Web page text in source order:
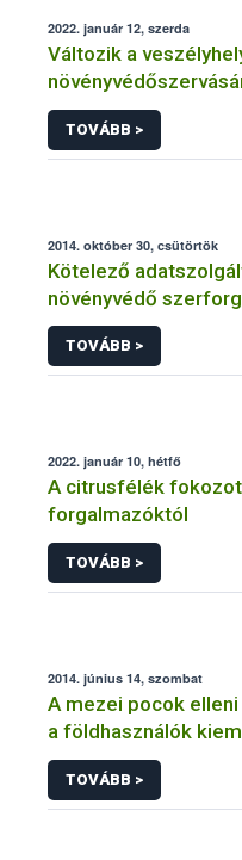
2022. január 12, szerda
Változik a
kapcsolatos
TOVÁBB >
2014. október 30, csütörtök
Kötelező
növényvédő
TOVÁBB >
2022. január 10, hétfő
A citrusfélék
forgalmazóktól
TOVÁBB >
2014. június 14, szombat
A mezei pocok
a földhasználók
TOVÁBB >